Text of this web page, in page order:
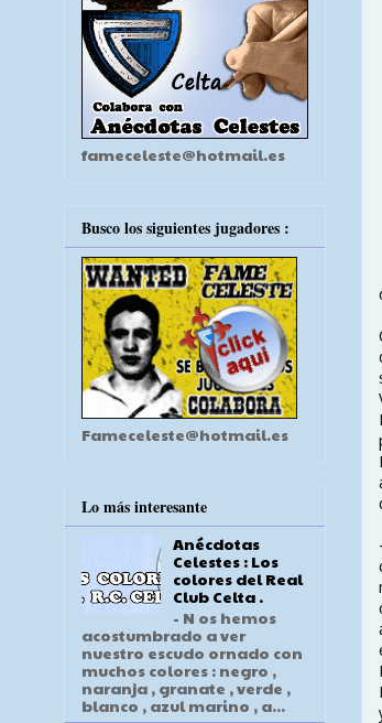
fameceleste@hotmail.es
Busco los siguientes jugadores :
Fameceleste@hotmail.es
Lo más interesante
Anécdotas
Celestes : Los
colores del Real
Club Celta .
- N os hemos
acostumbrado a ver
nuestro escudo ornado con
muchos colores : negro ,
naranja , granate , verde ,
blanco , azul marino , a...